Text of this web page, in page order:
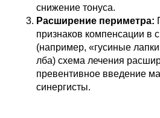
снижение тонуса.
Расширение периметра:
признаков компенсации в
(например, «гусиные
лба) схема лечения
превентивное введение
синергисты.